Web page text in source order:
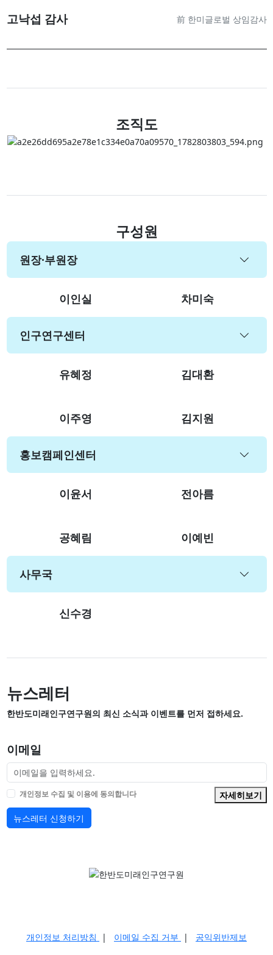
고낙섭 감사 前 한미글로벌 상임감사
조직도
구성원
원장·부원장
이인실 차미숙
인구연구센터
유혜정 김대환
이주영 김지원
홍보캠페인센터
이윤서 전아름
공혜림 이예빈
사무국
신수경
뉴스레터
한반도미래인구연구원의 최신 소식과 이벤트를 먼저 접하세요.
이메일
개인정보 수집 및 이용에 동의합니다
자세히보기
뉴스레터 신청하기
개인정보 처리방침 | 이메일 수집 거부 | 공익위반제보